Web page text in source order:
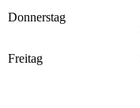
Donnerstag
Freitag